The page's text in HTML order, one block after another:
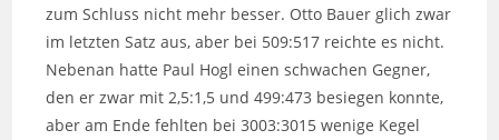
zum Schluss nicht mehr besser. Otto Bauer glich zwar
im letzten Satz aus, aber bei 509:517 reichte es nicht.
Nebenan hatte Paul Hogl einen schwachen Gegner,
den er zwar mit 2,5:1,5 und 499:473 besiegen konnte,
aber am Ende fehlten bei 3003:3015 wenige Kegel